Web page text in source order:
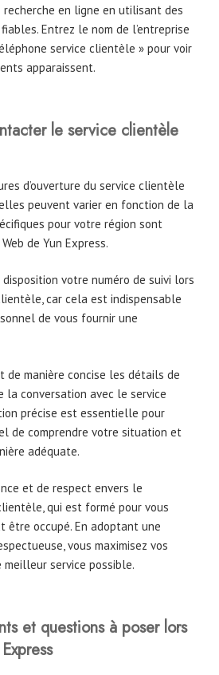
en ligne en utilisant des
Entrez le nom de l’entreprise
service clientèle » pour voir
apparaissent.
le service clientèle
d’ouverture du service clientèle
peuvent varier en fonction de la
pour votre région sont
de Yun Express.
disposition votre numéro de suivi lors
car cela est indispensable
de vous fournir une
de manière concise les détails de
la conversation avec le service
précise est essentielle pour
de comprendre votre situation et
adéquate.
et de respect envers le
qui est formé pour vous
être occupé. En adoptant une
vous maximisez vos
service possible.
et questions à poser lors